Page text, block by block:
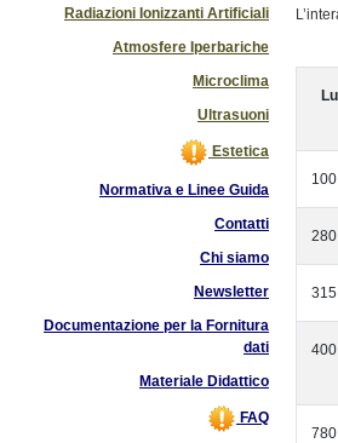
Radiazioni Ionizzanti Artificiali
Atmosfere Iperbariche
Microclima
Ultrasuoni
Estetica
Normativa e Linee Guida
Contatti
Chi siamo
Newsletter
Documentazione per la Fornitura
dati
Materiale Didattico
FAQ